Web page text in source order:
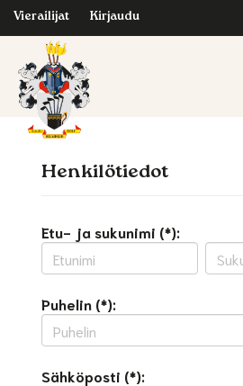
Vierailijat Kirjaudu
Henkilötiedot
Etu- ja sukunimi (*):
Puhelin (*):
Sähköposti (*):